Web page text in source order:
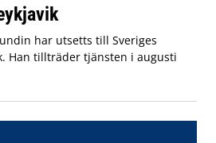
har utsetts till Sveriges
Han tillträder tjänsten i augusti